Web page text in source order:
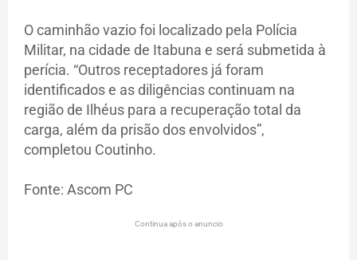
O caminhão vazio foi localizado pela Polícia
Militar, na cidade de Itabuna e será submetida à
perícia. “Outros receptadores já foram
identificados e as diligências continuam na
região de Ilhéus para a recuperação total da
carga, além da prisão dos envolvidos”,
completou Coutinho.
Fonte: Ascom PC
Continua após o anuncio